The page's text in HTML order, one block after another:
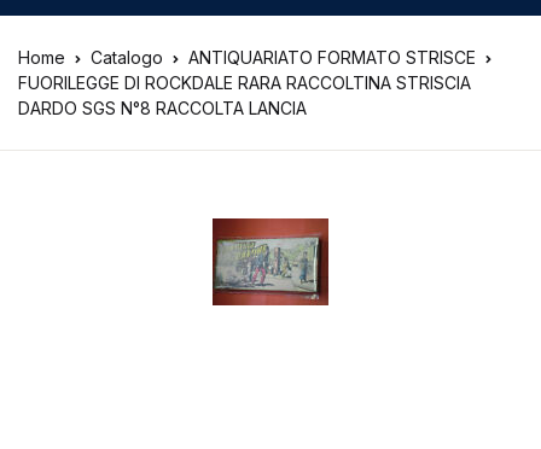
Home Catalogo
ANTIQUARIATO FORMATO STRISCE
FUORILEGGE DI ROCKDALE RARA RACCOLTINA STRISCIA
DARDO SGS N°8 RACCOLTA LANCIA